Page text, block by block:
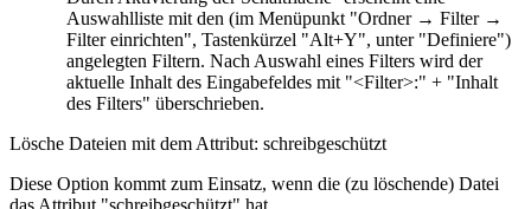
Auswahlliste mit den (im Menüpunkt "Ordner → Filter →
Filter einrichten", Tastenkürzel "Alt+Y", unter "Definiere")
angelegten Filtern. Nach Auswahl eines Filters wird der
aktuelle Inhalt des Eingabefeldes mit "<Filter>:" + "Inhalt
des Filters" überschrieben.
Lösche Dateien mit dem Attribut: schreibgeschützt
Diese Option kommt zum Einsatz, wenn die (zu löschende) Datei
das Attribut "schreibgeschützt" hat.